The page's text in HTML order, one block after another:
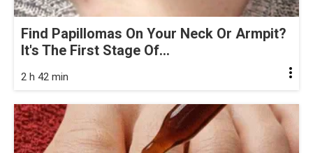
Find Papillomas On Your Neck Or Armpit?
It's The First Stage Of...
2 h 42 min